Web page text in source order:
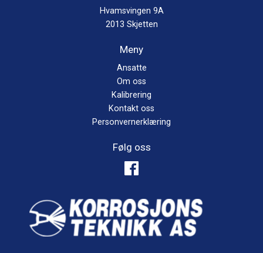
Hvamsvingen 9A
2013 Skjetten
Meny
Ansatte
Om oss
Kalibrering
Kontakt oss
Personvernerklæring
Følg oss